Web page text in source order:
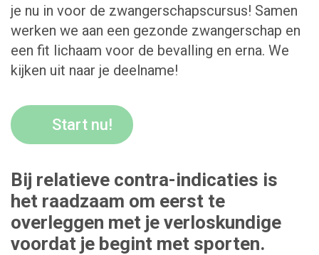
je nu in voor de zwangerschapscursus! Samen
werken we aan een gezonde zwangerschap en
een fit lichaam voor de bevalling en erna. We
kijken uit naar je deelname!
Start nu!
Bij relatieve contra-indicaties is
het raadzaam om eerst te
overleggen met je verloskundige
voordat je begint met sporten.